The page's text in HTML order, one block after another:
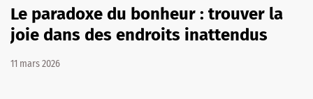
Le paradoxe du bonheur : trouver la
joie dans des endroits inattendus
11 mars 2026